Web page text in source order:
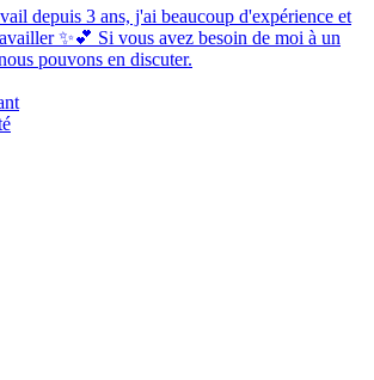
depuis 3 ans, j'ai beaucoup d'expérience et
✨💕 Si vous avez besoin de moi à un
pouvons en discuter.